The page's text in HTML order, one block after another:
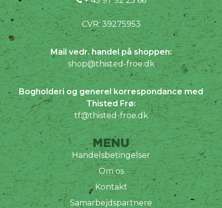
CVR: 39275953
Mail vedr. handel på shoppen:
shop@thisted-froe.dk
Bogholderi og generel korrespondance med
Thisted Frø:
tf@thisted-froe.dk
MENU
Handelsbetingelser
Om os
Kontakt
Samarbejdspartnere